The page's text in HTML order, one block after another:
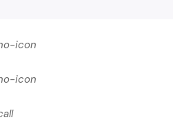
icon
icon